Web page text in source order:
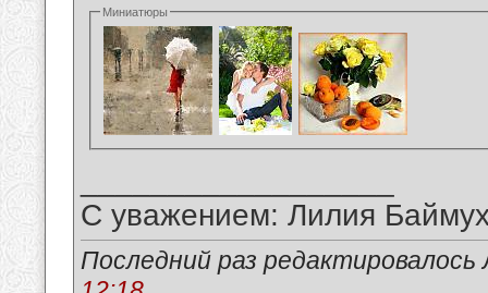
Миниатюры
С уважением: Лилия
Последний раз